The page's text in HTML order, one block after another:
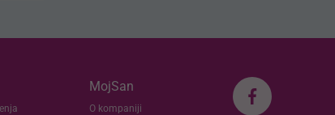
MojSan
O kompaniji